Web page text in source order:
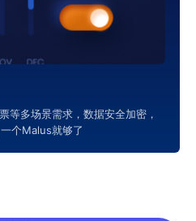
等多场景需求，数据安全加密，
个Malus就够了